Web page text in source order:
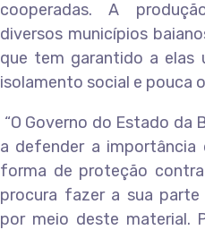
cooperadas. A
diversos municípios
que tem garantido a elas
isolamento social e pouca
“O Governo do Estado da
a defender a importância
forma de proteção
procura fazer a sua
por meio deste material.